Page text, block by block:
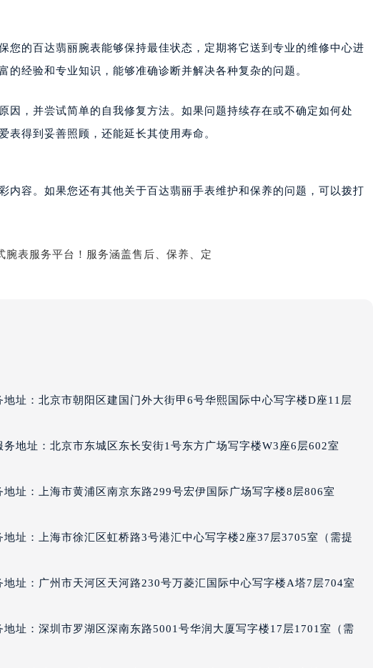
心A座907室（需提前预约）
国际金融中心14楼14D（需提前预约）
广场写字楼10层06室（需提前预约）
安国际中心E座6楼10室（需提前预约）
大厦B座17层1707室（需提前预约）
西街70号华润万象城写字楼（鄂尔多斯大厦）23层2326室（需提前预约）
兰州中心写字楼21层2102室（需提前预约）
达翡丽售后服务中心（需提前预约）
丽售后服务中心（需提前预约）
翡丽售后服务中心（需提前预约）
达翡丽售后服务中心（需提前预约）
丽售后服务中心（需提前预约）
丽售后服务中心（需提前预约）
丽售后服务中心（需提前预约）
售后服务中心（需提前预约）
丽售后服务中心（需提前预约）
百达翡丽售后服务中心（需提前预约）
售后服务中心（需提前预约）
您的百达翡丽腕表能够保持最佳状态，定期将它送到专业的维修中心进
经验和专业知识，能够准确诊断并解决各种复杂的问题。
因，并尝试简单的自我修复方法。如果问题持续存在或不确定如何处
表得到妥善照顾，还能延长其使用寿命。
内容。如果您还有其他关于百达翡丽手表维护和保养的问题，可以拨打
地址：北京市朝阳区建国门外大街甲6号华熙国际中心写字楼D座11层
务地址：北京市东城区东长安街1号东方广场写字楼W3座6层602室
地址：上海市黄浦区南京东路299号宏伊国际广场写字楼8层806室
地址：上海市徐汇区虹桥路3号港汇中心写字楼2座37层3705室（需提
地址：广州市天河区天河路230号万菱汇国际中心写字楼A塔7层704室
地址：深圳市罗湖区深南东路5001号华润大厦写字楼17层1701室（需